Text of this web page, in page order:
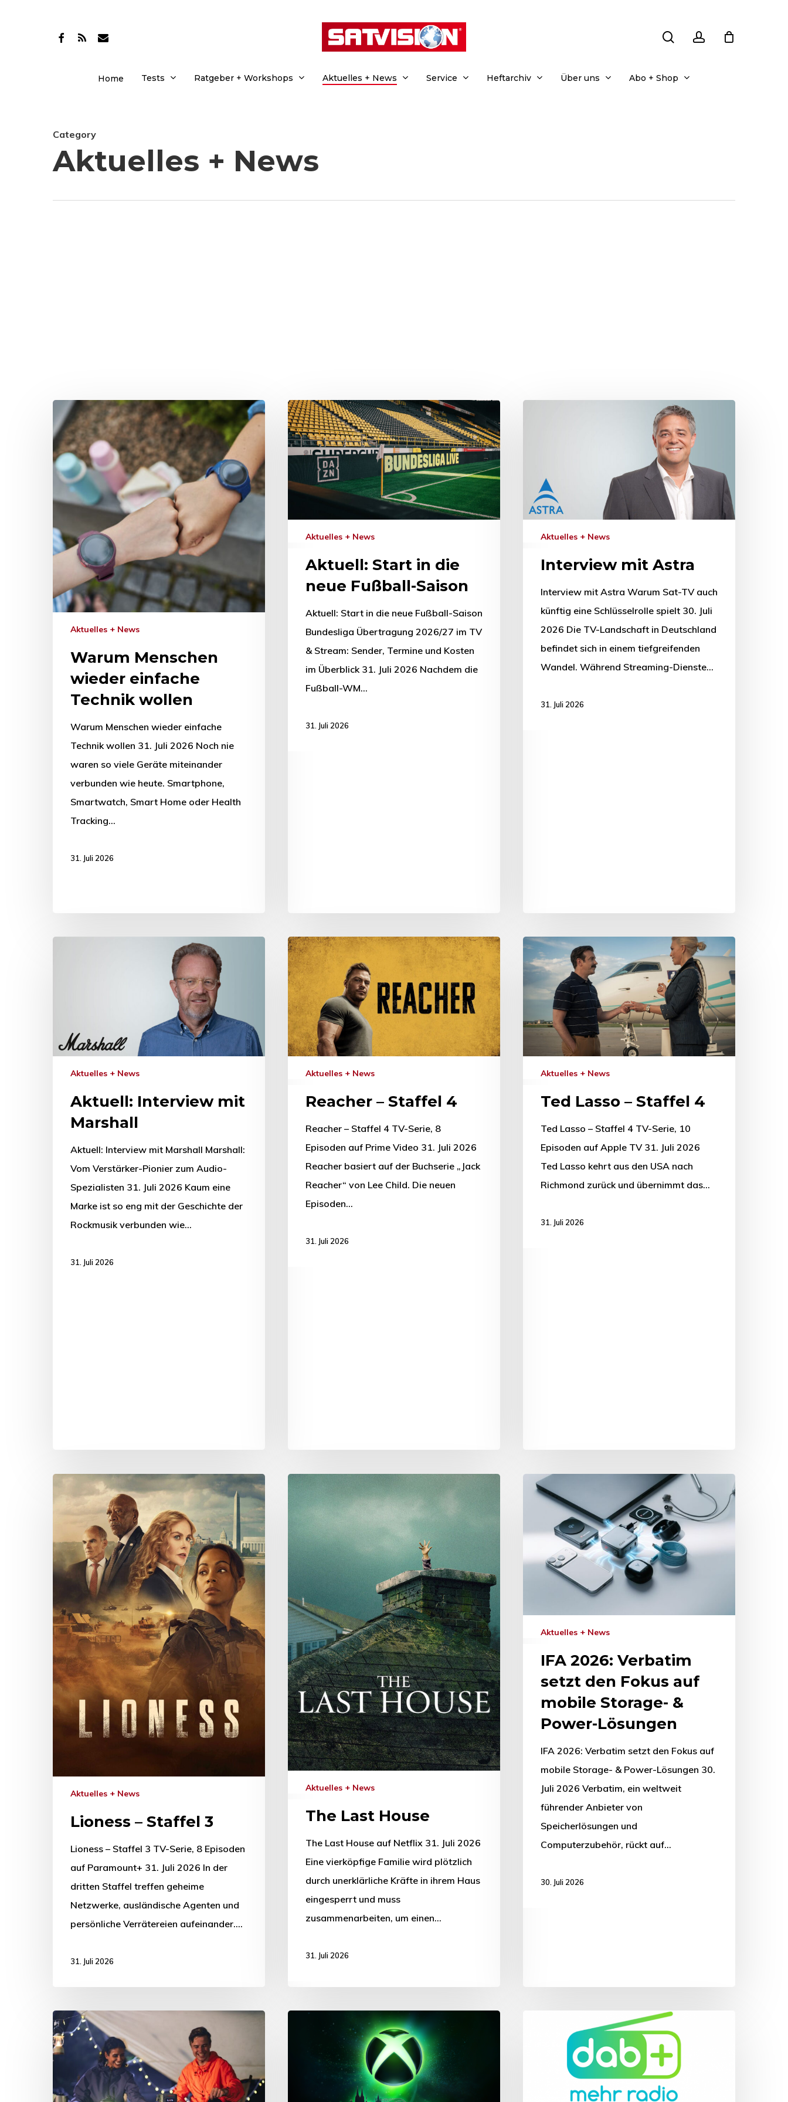
Drücken Sie Enter zum Suchen oder ESC zum Schließen.
facebook
RSS email
Home Tests Ratgeber + Workshops Aktuelles + News Service Heftarchiv Über uns Abo + Shop
Category
Aktuelles + News
Aktuelles + News
Warum Menschen
wieder einfache
Technik wollen
Warum Menschen wieder einfache
Technik wollen 31. Juli 2026 Noch nie
waren so viele Geräte miteinander
verbunden wie heute. Smartphone,
Smartwatch, Smart Home oder Health
Tracking…
31. Juli 2026
Aktuelles + News
Aktuell: Start in die
neue Fußball-Saison
Aktuell: Start in die neue Fußball-Saison
Bundesliga Übertragung 2026/27 im TV
& Stream: Sender, Termine und Kosten
im Überblick 31. Juli 2026 Nachdem die
Fußball-WM…
31. Juli 2026
Aktuelles + News
Interview mit Astra
Interview mit Astra Warum Sat-TV auch
künftig eine Schlüsselrolle spielt 30. Juli
2026 Die TV-Landschaft in Deutschland
befindet sich in einem tiefgreifenden
Wandel. Während Streaming-Dienste…
31. Juli 2026
Aktuelles + News
Aktuell: Interview mit
Marshall
Aktuell: Interview mit Marshall Marshall:
Vom Verstärker-Pionier zum Audio-
Spezialisten 31. Juli 2026 Kaum eine
Marke ist so eng mit der Geschichte der
Rockmusik verbunden wie…
31. Juli 2026
Aktuelles + News
Reacher – Staffel 4
Reacher – Staffel 4 TV-Serie, 8
Episoden auf Prime Video 31. Juli 2026
Reacher basiert auf der Buchserie „Jack
Reacher“ von Lee Child. Die neuen
Episoden…
31. Juli 2026
Aktuelles + News
Ted Lasso – Staffel 4
Ted Lasso – Staffel 4 TV-Serie, 10
Episoden auf Apple TV 31. Juli 2026
Ted Lasso kehrt aus den USA nach
Richmond zurück und übernimmt das…
31. Juli 2026
Aktuelles + News
Lioness – Staffel 3
Lioness – Staffel 3 TV-Serie, 8 Episoden
auf Paramount+ 31. Juli 2026 In der
dritten Staffel treffen geheime
Netzwerke, ausländische Agenten und
persönliche Verrätereien aufeinander.…
31. Juli 2026
Aktuelles + News
The Last House
The Last House auf Netflix 31. Juli 2026
Eine vierköpfige Familie wird plötzlich
durch unerklärliche Kräfte in ihrem Haus
eingesperrt und muss
zusammenarbeiten, um einen…
31. Juli 2026
Aktuelles + News
IFA 2026: Verbatim
setzt den Fokus auf
mobile Storage- &
Power-Lösungen
IFA 2026: Verbatim setzt den Fokus auf
mobile Storage- & Power-Lösungen 30.
Juli 2026 Verbatim, ein weltweit
führender Anbieter von
Speicherlösungen und
Computerzubehör, rückt auf…
30. Juli 2026